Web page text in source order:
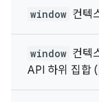
window 컨텍
window 컨텍
API 하위 집합 (